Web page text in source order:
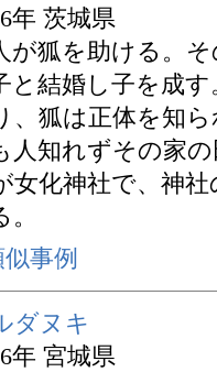
年 茨城県
が狐を助ける。
と結婚し子を成
、狐は正体を知
人知れずその家
女化神社で、神
事例
ダヌキ
年 宮城県